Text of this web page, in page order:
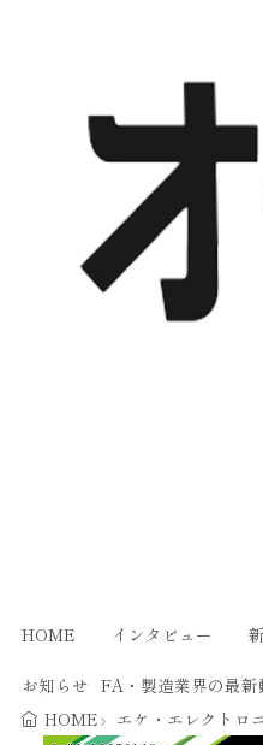
HOME インタビュー
お知らせ FA・製造業界の最
HOME
エケ・エレクトロ